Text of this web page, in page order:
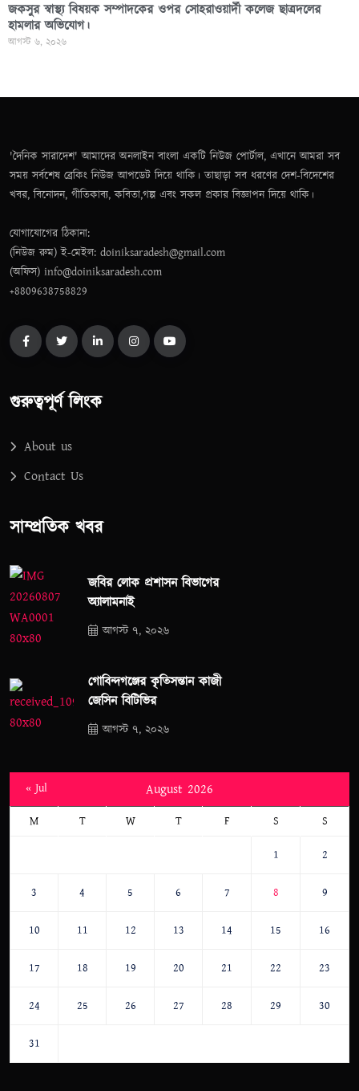
জকসুর স্বাস্থ্য বিষয়ক সম্পাদকের ওপর সোহরাওয়ার্দী কলেজ ছাত্রদলের
হামলার অভিযোগ।
আগস্ট ৬, ২০২৬
'দৈনিক সারাদেশ' আমাদের অনলাইন বাংলা একটি নিউজ পোর্টাল, এখানে আমরা সব
সময় সর্বশেষ ব্রেকিং নিউজ আপডেট দিয়ে থাকি। তাছাড়া সব ধরণের দেশ-বিদেশের
খবর, বিনোদন, গীতিকাব্য, কবিতা,গল্প এবং সকল প্রকার বিজ্ঞাপন দিয়ে থাকি।
যোগাযোগের ঠিকানা:
(নিউজ রুম) ই-মেইল: doiniksaradesh@gmail.com
(অফিস) info@doiniksaradesh.com
+8809638758829
গুরুত্বপূর্ণ লিংক
About us
Contact Us
সাম্প্রতিক খবর
জবির লোক প্রশাসন বিভাগের
অ্যালামনাই
আগস্ট ৭, ২০২৬
গোবিন্দগঞ্জের কৃতিসন্তান কাজী
জেসিন বিটিভির
আগস্ট ৭, ২০২৬
August 2026
M T W T F S S
1 2
3 4 5 6 7 8 9
10 11 12 13 14 15 16
17 18 19 20 21 22 23
24 25 26 27 28 29 30
31
« Jul